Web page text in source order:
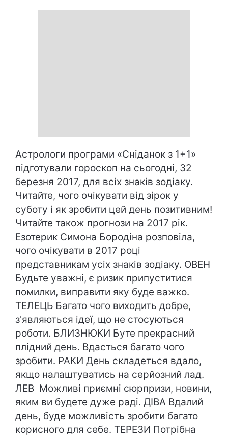
Астрологи програми «Сніданок з 1+1»
підготували гороскоп на сьогодні, 32
березня 2017, для всіх знаків зодіаку.
Читайте, чого очікувати від зірок у
суботу і як зробити цей день позитивним!
Читайте також прогнози на 2017 рік.
Езотерик Симона Бородіна розповіла,
чого очікувати в 2017 році
представникам усіх знаків зодіаку. ОВЕН
Будьте уважні, є ризик припуститися
помилки, виправити яку буде важко.
ТЕЛЕЦЬ Багато чого виходить добре,
з'являються ідеї, що не стосуються
роботи. БЛИЗНЮКИ Буте прекрасний
плідний день. Вдасться багато чого
зробити. РАКИ День складеться вдало,
якщо налаштуватись на серйозний лад.
ЛЕВ Можливі приємні сюрпризи, новини,
яким ви будете дуже раді. ДІВА Вдалий
день, буде можливість зробити багато
корисного для себе. ТЕРЕЗИ Потрібна